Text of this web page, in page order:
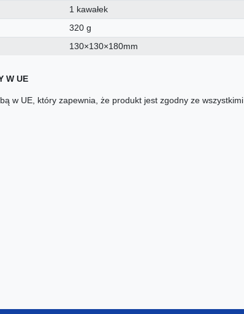
1 kawałek
320 g
130×130×180mm
W UE
w UE, który zapewnia, że produkt jest zgodny ze wszystkimi